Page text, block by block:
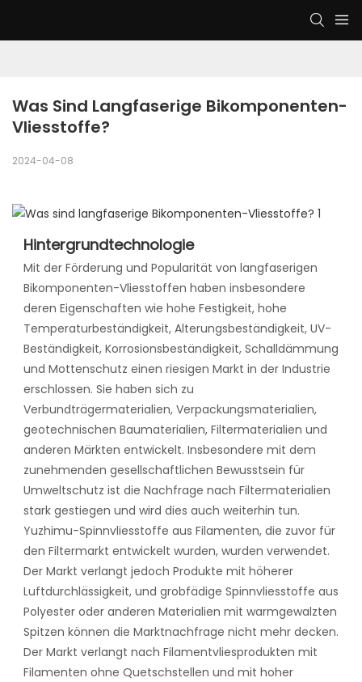
Was Sind Langfaserige Bikomponenten-
Vliesstoffe?
2024-04-08
Hintergrundtechnologie
Mit der Förderung und Popularität von langfaserigen
Bikomponenten-Vliesstoffen haben insbesondere
deren Eigenschaften wie hohe Festigkeit, hohe
Temperaturbeständigkeit, Alterungsbeständigkeit, UV-
Beständigkeit, Korrosionsbeständigkeit, Schalldämmung
und Mottenschutz einen riesigen Markt in der Industrie
erschlossen. Sie haben sich zu
Verbundträgermaterialien, Verpackungsmaterialien,
geotechnischen Baumaterialien, Filtermaterialien und
anderen Märkten entwickelt. Insbesondere mit dem
zunehmenden gesellschaftlichen Bewusstsein für
Umweltschutz ist die Nachfrage nach Filtermaterialien
stark gestiegen und wird dies auch weiterhin tun.
Yuzhimu-Spinnvliesstoffe aus Filamenten, die zuvor für
den Filtermarkt entwickelt wurden, wurden verwendet.
Der Markt verlangt jedoch Produkte mit höherer
Luftdurchlässigkeit, und grobfädige Spinnvliesstoffe aus
Polyester oder anderen Materialien mit warmgewalzten
Spitzen können die Marktnachfrage nicht mehr decken.
Der Markt verlangt nach Filamentvliesprodukten mit
Filamenten ohne Quetschstellen und mit hoher